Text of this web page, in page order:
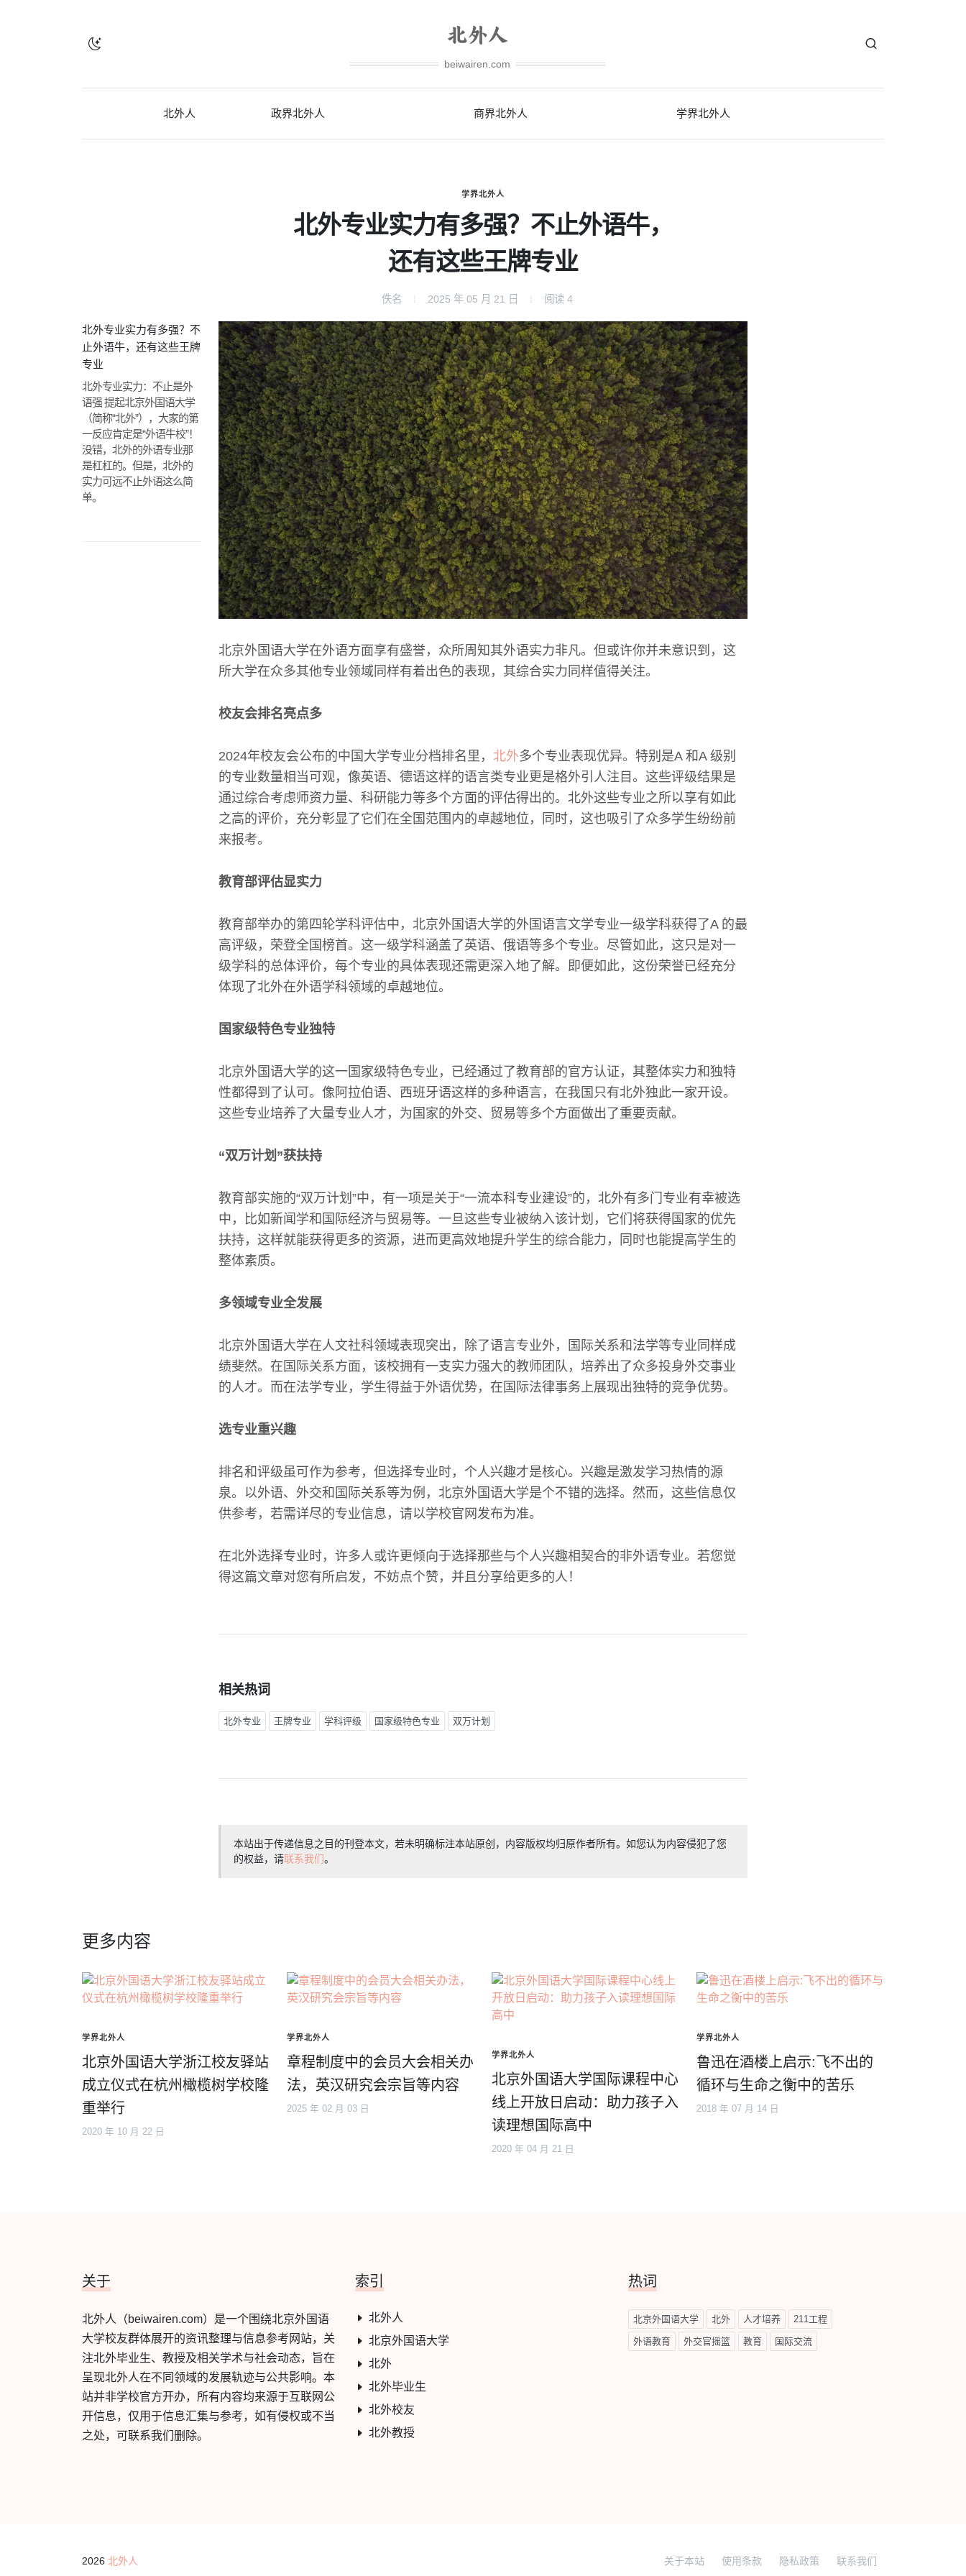
beiwairen.com
北外人 政界北外人 商界北外人 学界北外人
学界北外人
北外专业实力有多强？不止外语牛，
还有这些王牌专业
佚名 2025 年 05 月 21 日 阅读 4
北外专业实力有多强？不
止外语牛，还有这些王牌
专业
北外专业实力：不止是外
语强 提起北京外国语大学
（简称“北外”），大家的第
一反应肯定是“外语牛校”！
没错，北外的外语专业那
是杠杠的。但是，北外的
实力可远不止外语这么简
单。
北京外国语大学在外语方面享有盛誉，众所周知其外语实力非凡。但或许你并未意识到，这
所大学在众多其他专业领域同样有着出色的表现，其综合实力同样值得关注。
校友会排名亮点多
2024年校友会公布的中国大学专业分档排名里， 北外多个专业表现优异。特别是A 和A 级别
的专业数量相当可观，像英语、德语这样的语言类专业更是格外引人注目。这些评级结果是
通过综合考虑师资力量、科研能力等多个方面的评估得出的。北外这些专业之所以享有如此
之高的评价，充分彰显了它们在全国范围内的卓越地位，同时，这也吸引了众多学生纷纷前
来报考。
教育部评估显实力
教育部举办的第四轮学科评估中，北京外国语大学的外国语言文学专业一级学科获得了A 的最
高评级，荣登全国榜首。这一级学科涵盖了英语、俄语等多个专业。尽管如此，这只是对一
级学科的总体评价，每个专业的具体表现还需更深入地了解。即便如此，这份荣誉已经充分
体现了北外在外语学科领域的卓越地位。
国家级特色专业独特
北京外国语大学的这一国家级特色专业，已经通过了教育部的官方认证，其整体实力和独特
性都得到了认可。像阿拉伯语、西班牙语这样的多种语言，在我国只有北外独此一家开设。
这些专业培养了大量专业人才，为国家的外交、贸易等多个方面做出了重要贡献。
“双万计划”获扶持
教育部实施的“双万计划”中，有一项是关于“一流本科专业建设”的，北外有多门专业有幸被选
中，比如新闻学和国际经济与贸易等。一旦这些专业被纳入该计划，它们将获得国家的优先
扶持，这样就能获得更多的资源，进而更高效地提升学生的综合能力，同时也能提高学生的
整体素质。
多领域专业全发展
北京外国语大学在人文社科领域表现突出，除了语言专业外，国际关系和法学等专业同样成
绩斐然。在国际关系方面，该校拥有一支实力强大的教师团队，培养出了众多投身外交事业
的人才。而在法学专业，学生得益于外语优势，在国际法律事务上展现出独特的竞争优势。
选专业重兴趣
排名和评级虽可作为参考，但选择专业时，个人兴趣才是核心。兴趣是激发学习热情的源
泉。以外语、外交和国际关系等为例，北京外国语大学是个不错的选择。然而，这些信息仅
供参考，若需详尽的专业信息，请以学校官网发布为准。
在北外选择专业时，许多人或许更倾向于选择那些与个人兴趣相契合的非外语专业。若您觉
得这篇文章对您有所启发，不妨点个赞，并且分享给更多的人！
相关热词
北外专业 王牌专业 学科评级 国家级特色专业 双万计划
本站出于传递信息之目的刊登本文，若未明确标注本站原创，内容版权均归原作者所有。如您认为内容侵犯了您
的权益，请联系我们。
更多内容
学界北外人
北京外国语大学浙江校友驿站
成立仪式在杭州橄榄树学校隆
重举行
2020 年 10 月 22 日
学界北外人
章程制度中的会员大会相关办
法，英汉研究会宗旨等内容
2025 年 02 月 03 日
学界北外人
北京外国语大学国际课程中心
线上开放日启动：助力孩子入
读理想国际高中
2020 年 04 月 21 日
学界北外人
鲁迅在酒楼上启示:飞不出的
循环与生命之衡中的苦乐
2018 年 07 月 14 日
关于
北外人（beiwairen.com）是一个围绕北京外国语
大学校友群体展开的资讯整理与信息参考网站，关
注北外毕业生、教授及相关学术与社会动态，旨在
呈现北外人在不同领域的发展轨迹与公共影响。本
站并非学校官方开办，所有内容均来源于互联网公
开信息，仅用于信息汇集与参考，如有侵权或不当
之处，可联系我们删除。
索引
北外人
北京外国语大学
北外
北外毕业生
北外校友
北外教授
热词
北京外国语大学 北外 人才培养 211工程
外语教育 外交官摇篮 教育 国际交流
2026 北外人 关于本站 使用条款 隐私政策 联系我们